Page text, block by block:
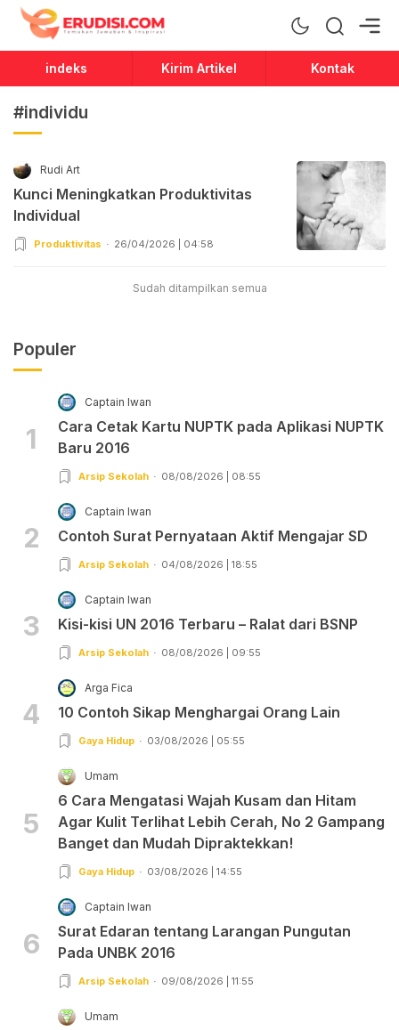
Erudisi
Temukan Jawaban dan Inspirasi
indeks Kirim Artikel Kontak
#individu
Rudi Art
Kunci Meningkatkan Produktivitas
Individual
Produktivitas 26/04/2026 | 04:58
Sudah ditampilkan semua
Populer
1
Captain Iwan
Cara Cetak Kartu NUPTK pada Aplikasi NUPTK
Baru 2016
Arsip Sekolah 08/08/2026 | 08:55
2
Captain Iwan
Contoh Surat Pernyataan Aktif Mengajar SD
Arsip Sekolah 04/08/2026 | 18:55
3
Captain Iwan
Kisi-kisi UN 2016 Terbaru – Ralat dari BSNP
Arsip Sekolah 08/08/2026 | 09:55
4
Arga Fica
10 Contoh Sikap Menghargai Orang Lain
Gaya Hidup 03/08/2026 | 05:55
5
Umam
6 Cara Mengatasi Wajah Kusam dan Hitam
Agar Kulit Terlihat Lebih Cerah, No 2 Gampang
Banget dan Mudah Dipraktekkan!
Gaya Hidup 03/08/2026 | 14:55
6
Captain Iwan
Surat Edaran tentang Larangan Pungutan
Pada UNBK 2016
Arsip Sekolah 09/08/2026 | 11:55
Umam